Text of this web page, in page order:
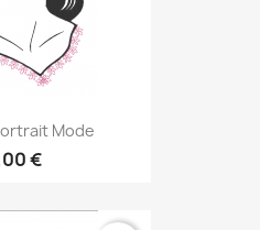
Mode
€